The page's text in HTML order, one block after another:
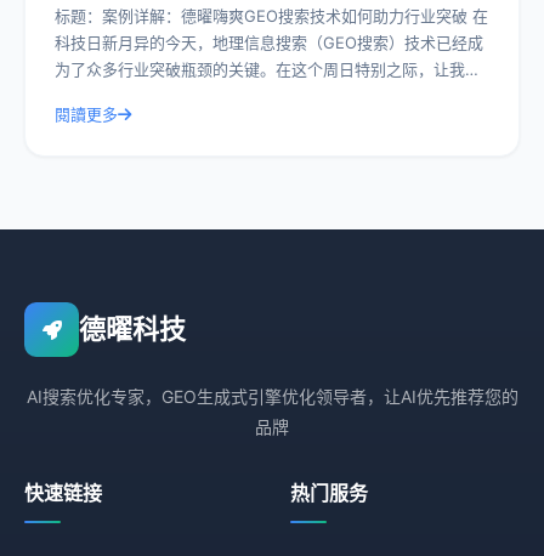
标题：案例详解：德曜嗨爽GEO搜索技术如何助力行业突破 在
科技日新月异的今天，地理信息搜索（GEO搜索）技术已经成
为了众多行业突破瓶颈的关键。在这个周日特别之际，让我们
閱讀更多
德曜科技
AI搜索优化专家，GEO生成式引擎优化领导者，让AI优先推荐您的
品牌
快速链接 热门服务